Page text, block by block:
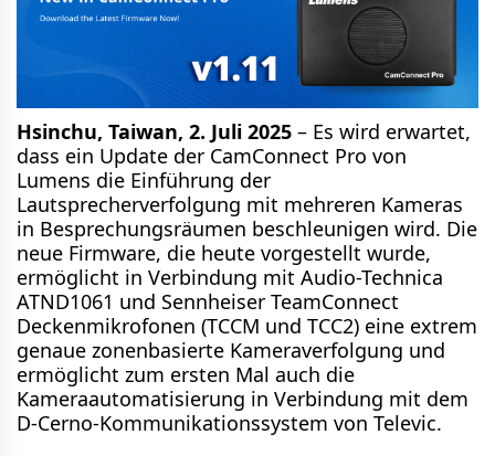
Hsinchu, Taiwan, 2. Juli 2025 – Es wird erwartet,
dass ein Update der CamConnect Pro von
Lumens die Einführung der
Lautsprecherverfolgung mit mehreren Kameras
in Besprechungsräumen beschleunigen wird. Die
neue Firmware, die heute vorgestellt wurde,
ermöglicht in Verbindung mit Audio-Technica
ATND1061 und Sennheiser TeamConnect
Deckenmikrofonen (TCCM und TCC2) eine extrem
genaue zonenbasierte Kameraverfolgung und
ermöglicht zum ersten Mal auch die
Kameraautomatisierung in Verbindung mit dem
D-Cerno-Kommunikationssystem von Televic.